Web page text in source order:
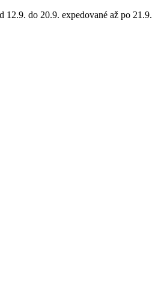
do 20.9. expedované až po 21.9.